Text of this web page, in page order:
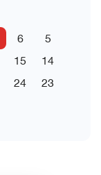
5
6
14
15
23
24